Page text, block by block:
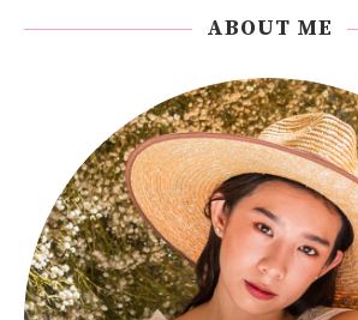
ABOUT ME